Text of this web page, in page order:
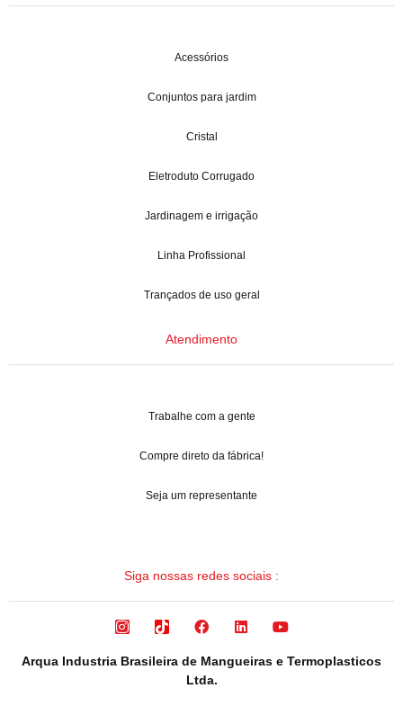
Acessórios
Conjuntos para jardim
Cristal
Eletroduto Corrugado
Jardinagem e irrigação
Linha Profissional
Trançados de uso geral
Atendimento
Trabalhe com a gente
Compre direto da fábrica!
Seja um representante
Siga nossas redes sociais :
Arqua Industria Brasileira de Mangueiras e Termoplasticos
Ltda.